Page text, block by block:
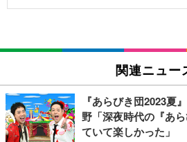
関連ニュー
『あらびき団2023夏
野「深夜時代の『あ
ていて楽しかった」